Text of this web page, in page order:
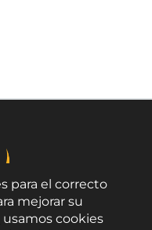
para el correcto
mejorar su
cookies